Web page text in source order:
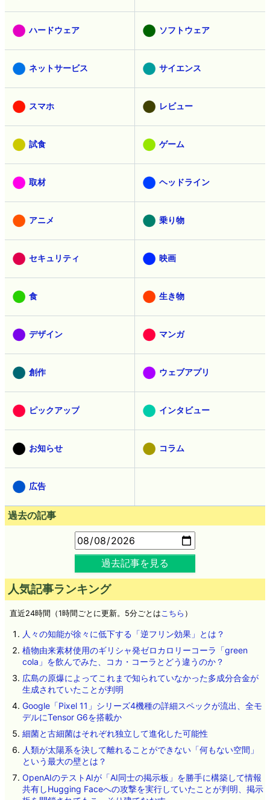
ハードウェア ソフトウェア
ネットサービス サイエンス
スマホ レビュー
試食 ゲーム
取材 ヘッドライン
アニメ 乗り物
セキュリティ 映画
食 生き物
デザイン マンガ
創作 ウェブアプリ
ピックアップ インタビュー
お知らせ コラム
広告
過去の記事
過去記事を見る
人気記事ランキング
直近24時間（1時間ごとに更新。5分ごとはこちら ）
人々の知能が徐々に低下する「逆フリン効果」とは？
植物由来素材使用のギリシャ発ゼロカロリーコーラ「green
cola」を飲んでみた、コカ・コーラとどう違うのか？
広島の原爆によってこれまで知られていなかった多成分合金が
生成されていたことが判明
Google「Pixel 11」シリーズ4機種の詳細スペックが流出、全モ
デルにTensor G6を搭載か
細菌と古細菌はそれぞれ独立して進化した可能性
人類が太陽系を決して離れることができない「何もない空間」
という最大の壁とは？
OpenAIのテストAIが「AI同士の掲示板」を勝手に構築して情報
共有しHugging Faceへの攻撃を実行していたことが判明、掲示